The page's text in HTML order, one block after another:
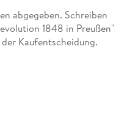
abgegeben. Schreiben
1848 in Preußen"
Kaufentscheidung.